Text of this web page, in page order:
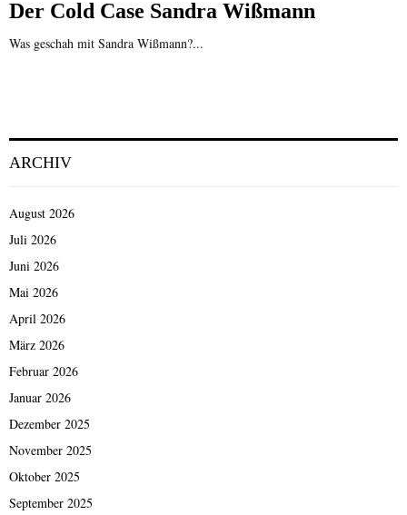
Der Cold Case Sandra Wißmann
Was geschah mit Sandra Wißmann?...
ARCHIV
August 2026
Juli 2026
Juni 2026
Mai 2026
April 2026
März 2026
Februar 2026
Januar 2026
Dezember 2025
November 2025
Oktober 2025
September 2025